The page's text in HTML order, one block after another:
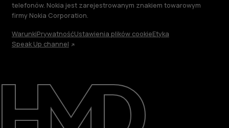
Naprawa i recykling
Zrównoważony rozwój
Wsparcie
telefonów. Nokia jest zarejestrowanym znakiem towarowym
firmy Nokia Corporation.
WarunkiPrywatnośćUstawienia plików cookieEtyka
Speak Up channel